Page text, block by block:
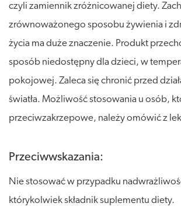
czyli zamiennik zróżnicowanej diety.
zrównoważonego sposobu żywienia i
życia ma duże znaczenie. Produkt
sposób niedostępny dla dzieci, w
pokojowej. Zaleca się chronić przed
światła. Możliwość stosowania u osób,
przeciwzakrzepowe, należy omówić z
Przeciwwskazania:
Nie stosować w przypadku
którykolwiek składnik suplementu diety.